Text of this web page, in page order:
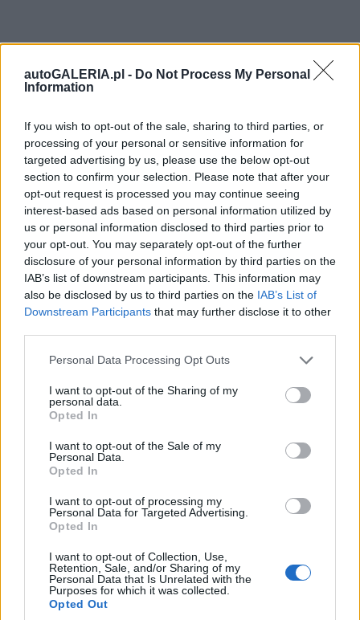
autoGALERIA.pl - Do Not Process My Personal
Information
If you wish to opt-out of the sale, sharing to third parties, or
processing of your personal or sensitive information for
targeted advertising by us, please use the below opt-out
section to confirm your selection. Please note that after your
opt-out request is processed you may continue seeing
interest-based ads based on personal information utilized by
us or personal information disclosed to third parties prior to
your opt-out. You may separately opt-out of the further
disclosure of your personal information by third parties on the
IAB’s list of downstream participants. This information may
also be disclosed by us to third parties on the IAB’s List of
Downstream Participants that may further disclose it to other
Please note that this website/app uses one or more Google
not limited to your visit or usage behaviour. You may click to
grant or deny consent to Google and its third-party tags to
use your data for below specified purposes in below Google
consent section.
Personal Data Processing Opt Outs
I want to opt-out of the Sharing of my
personal data.
Opted In
I want to opt-out of the Sale of my
Personal Data.
Opted In
I want to opt-out of processing my
Personal Data for Targeted Advertising.
Opted In
I want to opt-out of Collection, Use,
Retention, Sale, and/or Sharing of my
Personal Data that Is Unrelated with the
Purposes for which it was collected.
Opted Out